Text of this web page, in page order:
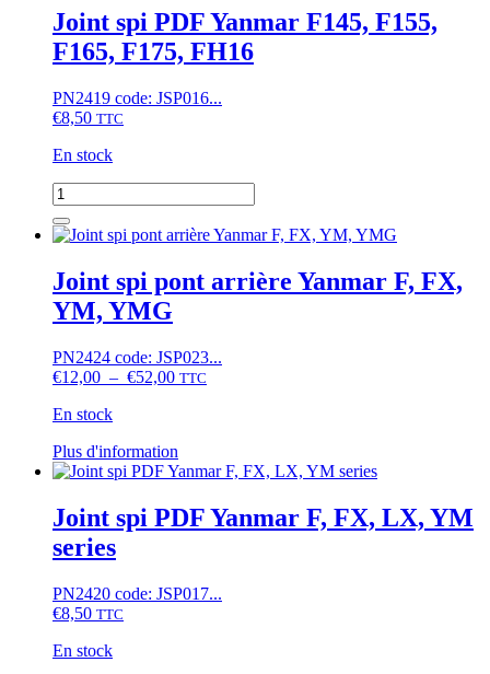
pont
arrière
Yanmar
F5,
F6,
F7,
F14,
F15,
YM
series
Joint spi PDF Yanmar F145, F155,
F165, F175, FH16
PN2419 code: JSP016...
€8,50 TTC
En stock
quantité
de
Joint
PDF
Yanmar
F145,
F155,
F165,
F175,
FH16
Joint spi pont arrière Yanmar F, FX,
YM, YMG
PN2424 code: JSP023...
€12,00 – €52,00Plage
à
€52,00
TTC
En stock
Plus d'information
produit
plusieurs
variations.
peuvent
être
Joint spi PDF Yanmar F, FX, LX, YM
series
PN2420 code: JSP017...
€8,50 TTC
En stock